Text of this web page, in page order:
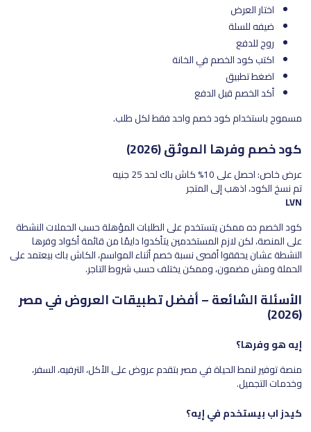
اختار العرض
ضيفه للسلة
روح للدفع
اكتب كود الخصم في الخانة
اضغط تطبيق
أكد الخصم قبل الدفع
مسموح باستخدام كود خصم واحد فقط لكل طلب.
كود خصم وفرها الموثق (2026)
عرض خاص: احصل على 10% كاش باك لحد 25 جنيه
تم نسخ الكود، اذهب إلى المتجر
LVN
كود الخصم ده ممكن يتستخدم على الطلبات المؤهلة حسب الحملات النشطة
على المنصة، لكن لازم المستخدمين يتأكدوا دايمًا من قائمة أكواد وفرها
النشطة عشان يحققوا أقصى نسبة خصم أثناء المواسم، الكاش باك بيعتمد على
الحملة ومش مضمون، وممكن يختلف حسب شروط التاجر.
الأسئلة الشائعة – أفضل تطبيقات العروض في مصر
(2026)
إيه هو وفرها؟
منصة توفير لنمط الحياة في مصر بتقدم عروض على الأكل، الترفيه، السفر،
وخدمات التجميل.
كيدز اب بيستخدم في إيه؟